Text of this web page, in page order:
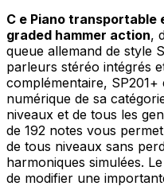
C e Piano
graded hammer action,
queue allemand de style
parleurs stéréo intégrés
complémentaire,
numérique de sa
niveaux et de tous les
de 192 notes vous
de tous niveaux sans
harmoniques simulées.
de modifier une